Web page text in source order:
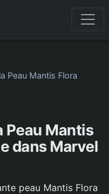
Peau Mantis Flora
Peau Mantis
dans Marvel
peau Mantis Flora